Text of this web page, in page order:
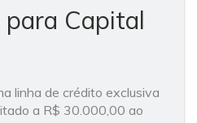
Capital
linha de crédito exclusiva
a R$ 30.000,00 ao